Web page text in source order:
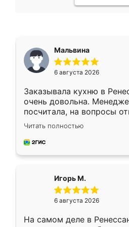
Мальвина
6 августа 2026
Заказывала кухню в
очень довольна.
посчитала, на вопросы
Замерщик приехал в
делу со всей
за день, ребята работали
Читать полностью
Игорь М.
6 августа 2026
На самом деле в